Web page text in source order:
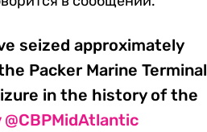
seized approximately
Packer Marine Terminal
in the history of the
@CBPMidAtlantic